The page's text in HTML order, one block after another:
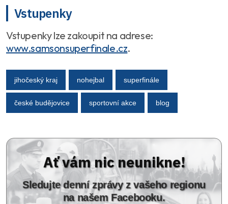
Vstupenky
Vstupenky lze zakoupit na adrese:
www.samsonsuperfinale.cz.
jihočeský kraj nohejbal superfinále
české budějovice sportovní akce blog
Ať vám nic neunikne!
Sledujte denní zprávy z vašeho regionu
na našem Facebooku.